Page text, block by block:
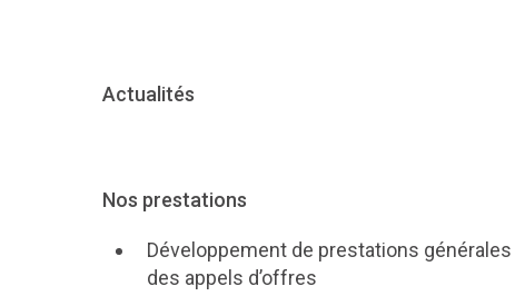
Actualités
Nos prestations
Développement de prestations
des appels d’offres